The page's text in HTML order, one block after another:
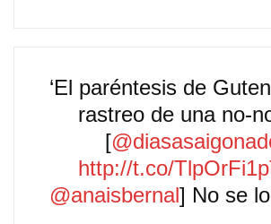
‘El paréntesis de
rastreo de una no-
[
http://t.co/
@anaisbernal] No se